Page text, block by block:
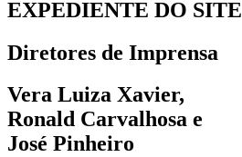
EXPEDIENTE DO SITE
Diretores de Imprensa
Vera Luiza Xavier,
Ronald Carvalhosa e
José Pinheiro